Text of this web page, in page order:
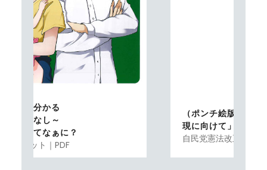
（ポンチ絵版）「日本国憲法の改正実
現に向けて」
自民党憲法改正実現本部資料｜PDF